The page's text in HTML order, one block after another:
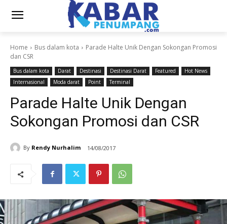
Home Bus dalam kota
Parade Halte Unik Dengan Sokongan Promosi
dan CSR
Bus dalam kota Darat Destinasi Destinasi Darat Featured
Hot News
Internasional
Moda darat Point Terminal
Parade Halte Unik Dengan
Sokongan Promosi dan CSR
By Rendy Nurhalim 14/08/2017